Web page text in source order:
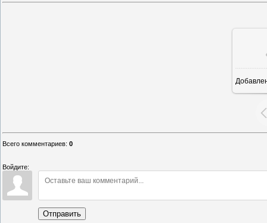
Всего комментариев: 0
Войдите:
Отправить